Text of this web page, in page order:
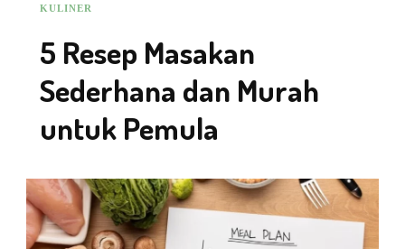
KULINER
5 Resep Masakan
Sederhana dan Murah
untuk Pemula